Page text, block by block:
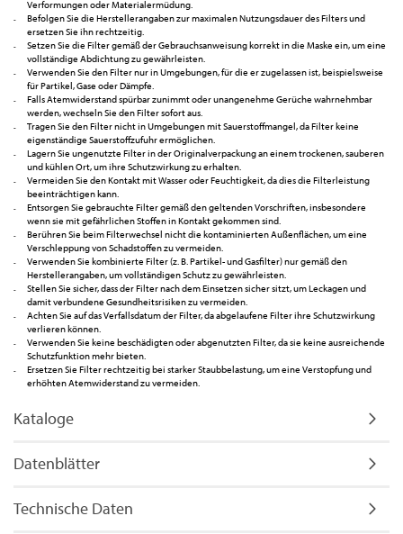
Verformungen oder Materialermüdung.
Befolgen Sie die Herstellerangaben zur maximalen Nutzungsdauer des Filters und
ersetzen Sie ihn rechtzeitig.
Setzen Sie die Filter gemäß der Gebrauchsanweisung korrekt in die Maske ein, um eine
vollständige Abdichtung zu gewährleisten.
Verwenden Sie den Filter nur in Umgebungen, für die er zugelassen ist, beispielsweise
für Partikel, Gase oder Dämpfe.
Falls Atemwiderstand spürbar zunimmt oder unangenehme Gerüche wahrnehmbar
werden, wechseln Sie den Filter sofort aus.
Tragen Sie den Filter nicht in Umgebungen mit Sauerstoffmangel, da Filter keine
eigenständige Sauerstoffzufuhr ermöglichen.
Lagern Sie ungenutzte Filter in der Originalverpackung an einem trockenen, sauberen
und kühlen Ort, um ihre Schutzwirkung zu erhalten.
Vermeiden Sie den Kontakt mit Wasser oder Feuchtigkeit, da dies die Filterleistung
beeinträchtigen kann.
Entsorgen Sie gebrauchte Filter gemäß den geltenden Vorschriften, insbesondere
wenn sie mit gefährlichen Stoffen in Kontakt gekommen sind.
Berühren Sie beim Filterwechsel nicht die kontaminierten Außenflächen, um eine
Verschleppung von Schadstoffen zu vermeiden.
Verwenden Sie kombinierte Filter (z. B. Partikel- und Gasfilter) nur gemäß den
Herstellerangaben, um vollständigen Schutz zu gewährleisten.
Stellen Sie sicher, dass der Filter nach dem Einsetzen sicher sitzt, um Leckagen und
damit verbundene Gesundheitsrisiken zu vermeiden.
Achten Sie auf das Verfallsdatum der Filter, da abgelaufene Filter ihre Schutzwirkung
verlieren können.
Verwenden Sie keine beschädigten oder abgenutzten Filter, da sie keine ausreichende
Schutzfunktion mehr bieten.
Ersetzen Sie Filter rechtzeitig bei starker Staubbelastung, um eine Verstopfung und
erhöhten Atemwiderstand zu vermeiden.
Kataloge
Datenblätter
Technische Daten